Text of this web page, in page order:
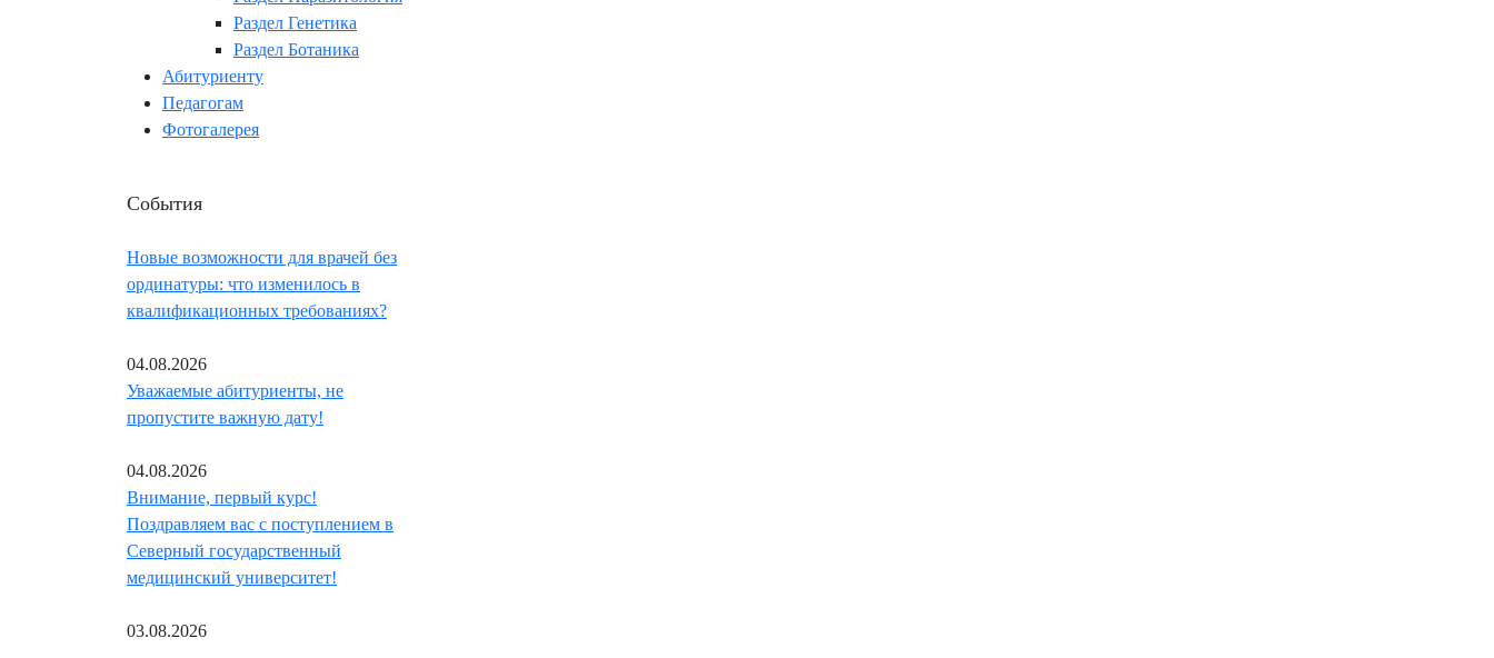
Раздел Генетика
Раздел Ботаника
Абитуриенту
Педагогам
Фотогалерея
События
Новые возможности для врачей без
ординатуры: что изменилось в
квалификационных требованиях?
04.08.2026
Уважаемые абитуриенты, не
пропустите важную дату!
04.08.2026
Внимание, первый курс!
Поздравляем вас с поступлением в
Северный государственный
медицинский университет!
03.08.2026